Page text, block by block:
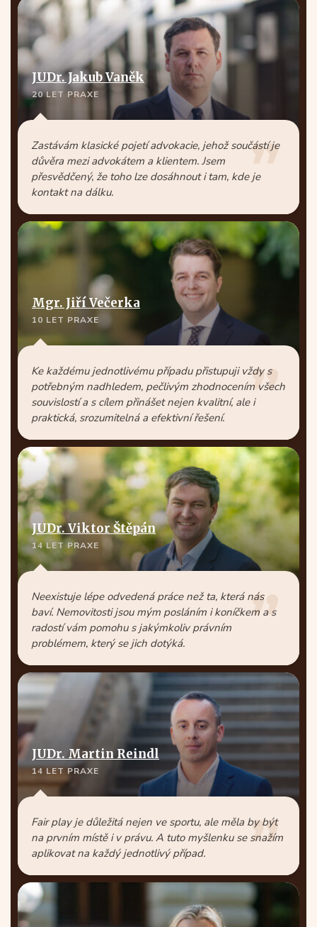
JUDr. Jakub Vaněk
20 LET PRAXE
Zastávám klasické pojetí advokacie, jehož součástí je
důvěra mezi advokátem a klientem. Jsem
přesvědčený, že toho lze dosáhnout i tam, kde je
kontakt na dálku.
Mgr. Jiří Večerka
10 LET PRAXE
Ke každému jednotlivému případu přistupuji vždy s
potřebným nadhledem, pečlivým zhodnocením všech
souvislostí a s cílem přinášet nejen kvalitní, ale i
praktická, srozumitelná a efektivní řešení.
JUDr. Viktor Štěpán
14 LET PRAXE
Neexistuje lépe odvedená práce než ta, která nás
baví. Nemovitosti jsou mým posláním i koníčkem a s
radostí vám pomohu s jakýmkoliv právním
problémem, který se jich dotýká.
JUDr. Martin Reindl
14 LET PRAXE
Fair play je důležitá nejen ve sportu, ale měla by být
na prvním místě i v právu. A tuto myšlenku se snažím
aplikovat na každý jednotlivý případ.